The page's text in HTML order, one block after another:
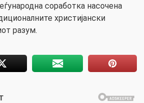
соработка насочена
христијански
разум.